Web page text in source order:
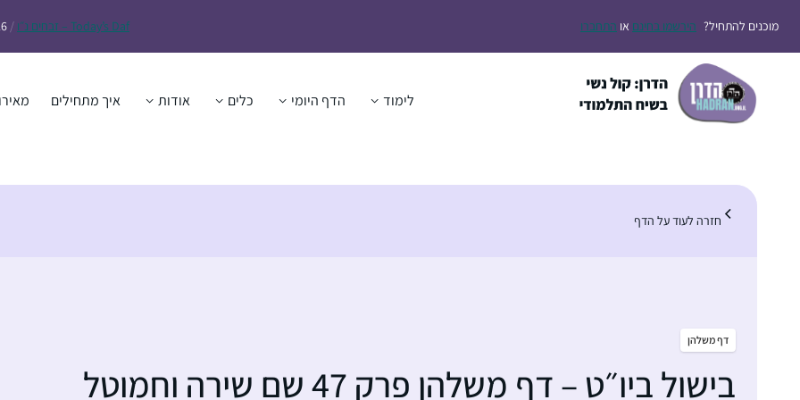
לתוכןמוכנים להתחיל? הירשמו בחינם או התחברו Today’s Daf – זבחים נ״ו /
לימוד הדף היומי כלים אודות איך מתחילים
חזרה לעוד על הדף
דף משלהן
בישול ביו״ט – דף משלהן פרק 47 שם שירה וחמוטל